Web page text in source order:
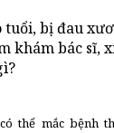
tuổi, bị đau
khám bác sĩ,
thể mắc bệnh